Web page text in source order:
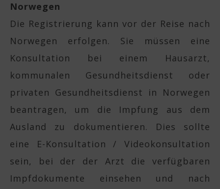
Norwegen
Die Registrierung kann vor der Reise nach
Norwegen erfolgen. Sie müssen eine
Konsultation bei einem Hausarzt,
kommunalen Gesundheitsdienst oder
privaten Gesundheitsdienst in Norwegen
beantragen, um die Impfung aus dem
Ausland zu dokumentieren. Dies sollte
eine E-Konsultation / Videokonsultation
sein, bei der der Arzt die verfügbaren
Impfdokumente einsehen und nach